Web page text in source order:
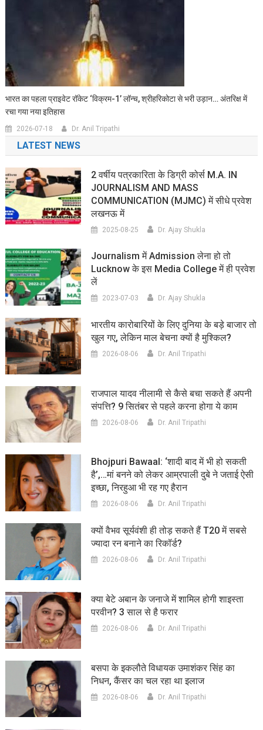
भारत का पहला प्राइवेट रॉकेट ‘विक्रम-1’ लॉन्च, श्रीहरिकोटा से भरी उड़ान… अंतरिक्ष में
रचा गया नया इतिहास
2026-07-18 Dr. Anil Tripathi
LATEST NEWS
2 वर्षीय पत्रकारिता के डिग्री कोर्स M.A. IN
JOURNALISM AND MASS
COMMUNICATION (MJMC) में सीधे प्रवेश
लखनऊ में
2025-08-25 Dr. Ajay Shukla
Journalism में Admission लेना हो तो
Lucknow के इस Media College में ही प्रवेश
लें
2023-07-03 Dr. Ajay Shukla
भारतीय कारोबारियों के लिए दुनिया के बड़े बाजार तो
खुल गए, लेकिन माल बेचना क्यों है मुश्किल?
2026-08-06 Dr. Anil Tripathi
राजपाल यादव नीलामी से कैसे बचा सकते हैं अपनी
संपत्ति? 9 सितंबर से पहले करना होगा ये काम
2026-08-06 Dr. Anil Tripathi
Bhojpuri Bawaal: ‘शादी बाद में भी हो सकती
है’,…मां बनने को लेकर आम्रपाली दुबे ने जताई ऐसी
इच्छा, निरहुआ भी रह गए हैरान
2026-08-06 Dr. Anil Tripathi
क्यों वैभव सूर्यवंशी ही तोड़ सकते हैं T20 में सबसे
ज्यादा रन बनाने का रिकॉर्ड?
2026-08-06 Dr. Anil Tripathi
क्या बेटे अबान के जनाजे में शामिल होगी शाइस्ता
परवीन? 3 साल से है फरार
2026-08-06 Dr. Anil Tripathi
बसपा के इकलौते विधायक उमाशंकर सिंह का
निधन, कैंसर का चल रहा था इलाज
2026-08-06 Dr. Anil Tripathi